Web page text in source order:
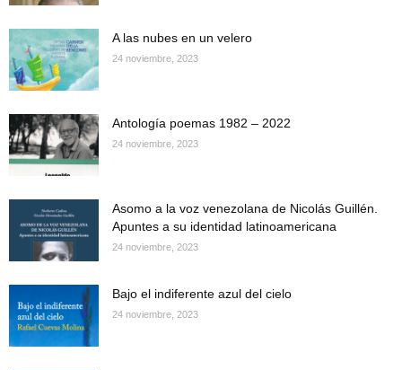
A las nubes en un velero
24 noviembre, 2023
Antología poemas 1982 – 2022
24 noviembre, 2023
Asomo a la voz venezolana de Nicolás Guillén.
Apuntes a su identidad latinoamericana
24 noviembre, 2023
Bajo el indiferente azul del cielo
24 noviembre, 2023